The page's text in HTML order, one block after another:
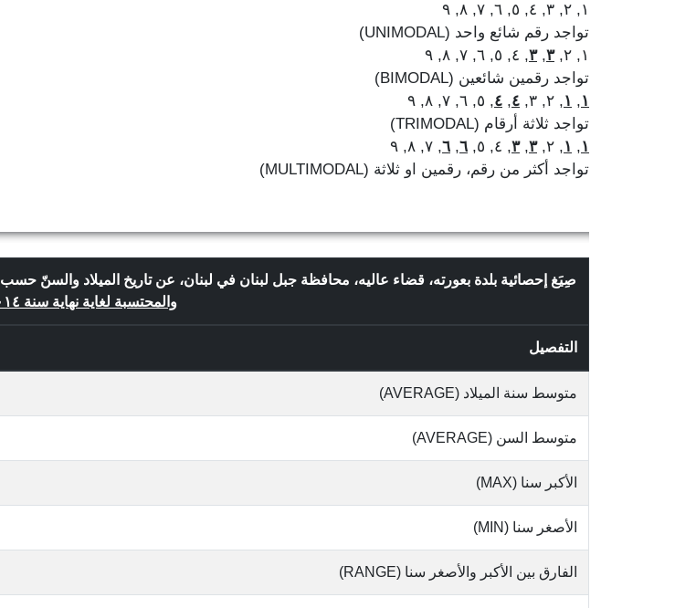
١, ٢, ٣, ٤, ٥, ٦, ٧, ٨, ٩
تواجد رقم شائع واحد (UNIMODAL)
١, ٢,
٣,٣, ٤, ٥, ٦, ٧, ٨, ٩
تواجد رقمين شائعين (BIMODAL)
١, ١, ٢, ٣, ٤, ٤, ٥, ٦, ٧, ٨, ٩
تواجد ثلاثة أرقام (TRIMODAL)
١, ١, ٢, ٣,٣, ٤, ٥, ٦, ٦, ٧, ٨, ٩
تواجد أكثر من رقم، رقمين او ثلاثة (MULTIMODAL)
صِيَغ إحصائية بلدة بعورته، قضاء عاليه، محافظة جبل لبنان في لبنان، عن تاريخ الميلاد والسنّ حسب
والمحتسبة لغاية نهاية سنة ٢٠١٤
التفصيل
متوسط سنة الميلاد (AVERAGE)
متوسط السن (AVERAGE)
الأكبر سنا (MAX)
الأصغر سنا (MIN)
الفارق بين الأكبر والأصغر سنا (RANGE)